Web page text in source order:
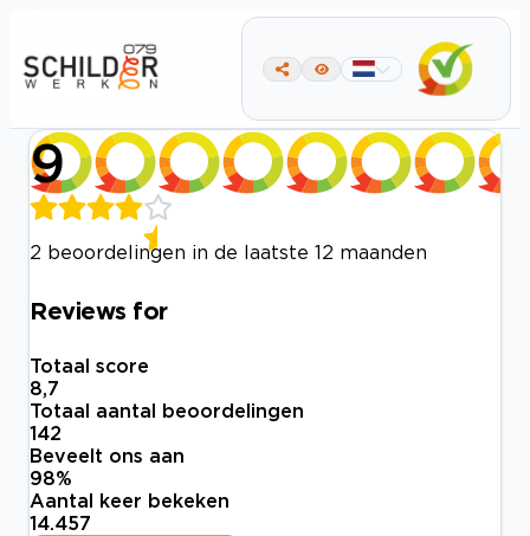
9
2 beoordelingen in de laatste 12 maanden
Reviews for
Totaal score
8,7
Totaal aantal beoordelingen
142
Beveelt ons aan
98%
Aantal keer bekeken
14.457